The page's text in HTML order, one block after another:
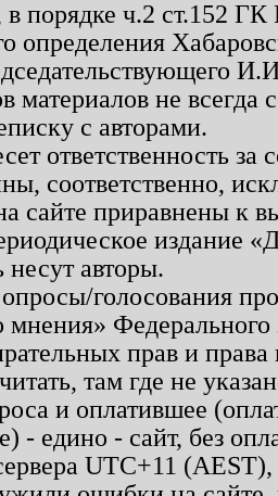
порядке ч.2 ст.152
определения
материалов не
с авторами.
ответственность
соответственно,
сайте приравнены к
издание
авторы.
голосования
мнения»
прав и
там где не
и оплатившее
- едино - сайт, без
UTC+11